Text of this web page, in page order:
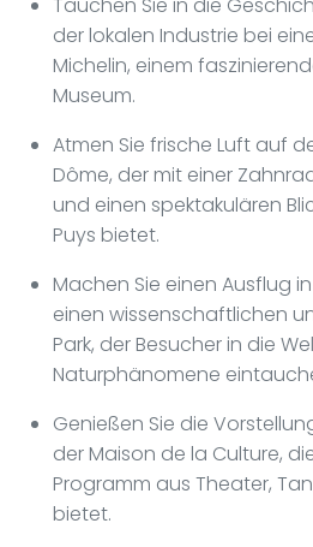
der lokalen Industrie bei
Michelin, einem
Museum.
Atmen Sie frische Luft auf
Dôme, der mit einer
und einen spektakulären
Puys bietet.
Machen Sie einen Ausflug
einen wissenschaftlichen
Park, der Besucher in die
Naturphänomene
Genießen Sie die
der Maison de la Culture,
Programm aus Theater,
bietet.